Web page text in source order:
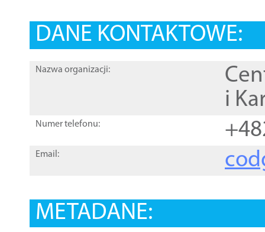
DANE KONTAKTOWE:
Nazwa organizacji:
i
Numer telefonu:
Email:
METADANE: